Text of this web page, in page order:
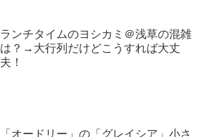
ランチタイムのヨシカミ＠浅草の混雑
は？→大行列だけどこうすれば大丈
夫！
「オードリー」の「グレイシア」小さ